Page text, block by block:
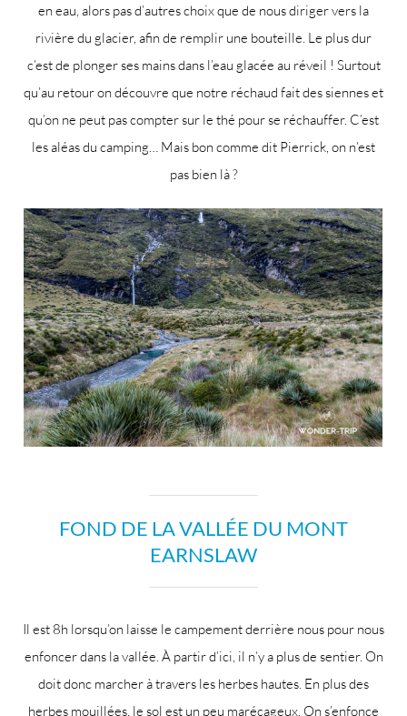
en eau, alors pas d’autres choix que de nous diriger vers la
rivière du glacier, afin de remplir une bouteille. Le plus dur
c’est de plonger ses mains dans l’eau glacée au réveil ! Surtout
qu’au retour on découvre que notre réchaud fait des siennes et
qu’on ne peut pas compter sur le thé pour se réchauffer. C’est
les aléas du camping… Mais bon comme dit Pierrick, on n’est
pas bien là ?
FOND DE LA VALLÉE DU MONT
EARNSLAW
Il est 8h lorsqu’on laisse le campement derrière nous pour nous
enfoncer dans la vallée. À partir d’ici, il n’y a plus de sentier. On
doit donc marcher à travers les herbes hautes. En plus des
herbes mouillées, le sol est un peu marécageux. On s’enfonce